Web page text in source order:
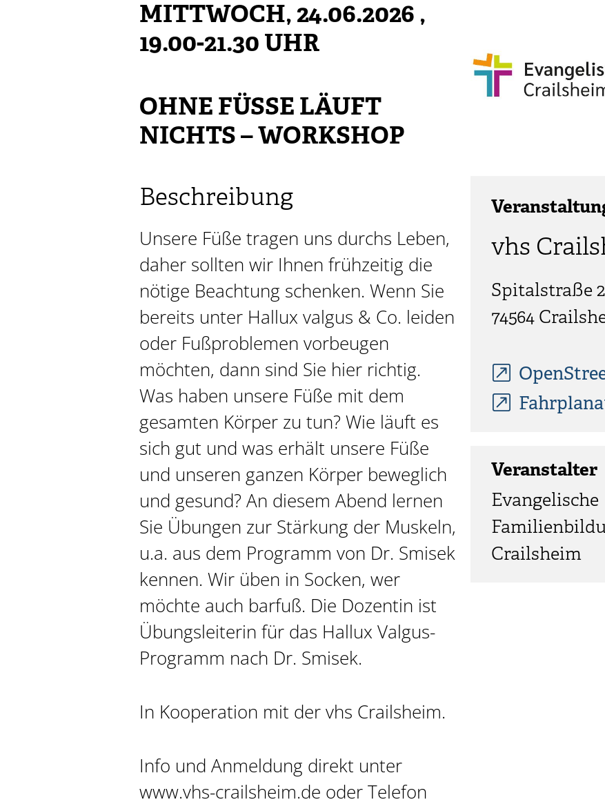
MITTWOCH, 24.06.2026 ,
19.00-21.30 UHR
OHNE FÜSSE LÄUFT N
ICHTS – WORKSHOP
Beschreibung
Unsere Füße tragen uns durchs Leben,
daher sollten wir Ihnen frühzeitig die
nötige Beachtung schenken. Wenn Sie
bereits unter Hallux valgus & Co. leiden
oder Fußproblemen vorbeugen
möchten, dann sind Sie hier richtig.
Was haben unsere Füße mit dem
gesamten Körper zu tun? Wie läuft es
sich gut und was erhält unsere Füße
und unseren ganzen Körper beweglich
und gesund? An diesem Abend lernen
Sie Übungen zur Stärkung der Muskeln,
u.a. aus dem Programm von Dr. Smisek
kennen. Wir üben in Socken, wer
möchte auch barfuß. Die Dozentin ist
Übungsleiterin für das Hallux Valgus-
Programm nach Dr. Smisek.
In Kooperation mit der vhs Crailsheim.
Info und Anmeldung direkt unter
www.vhs-crailsheim.de oder Telefon
vhs
Spitalstraße
74564
Veranstalter
Evangelische
Crailsheim